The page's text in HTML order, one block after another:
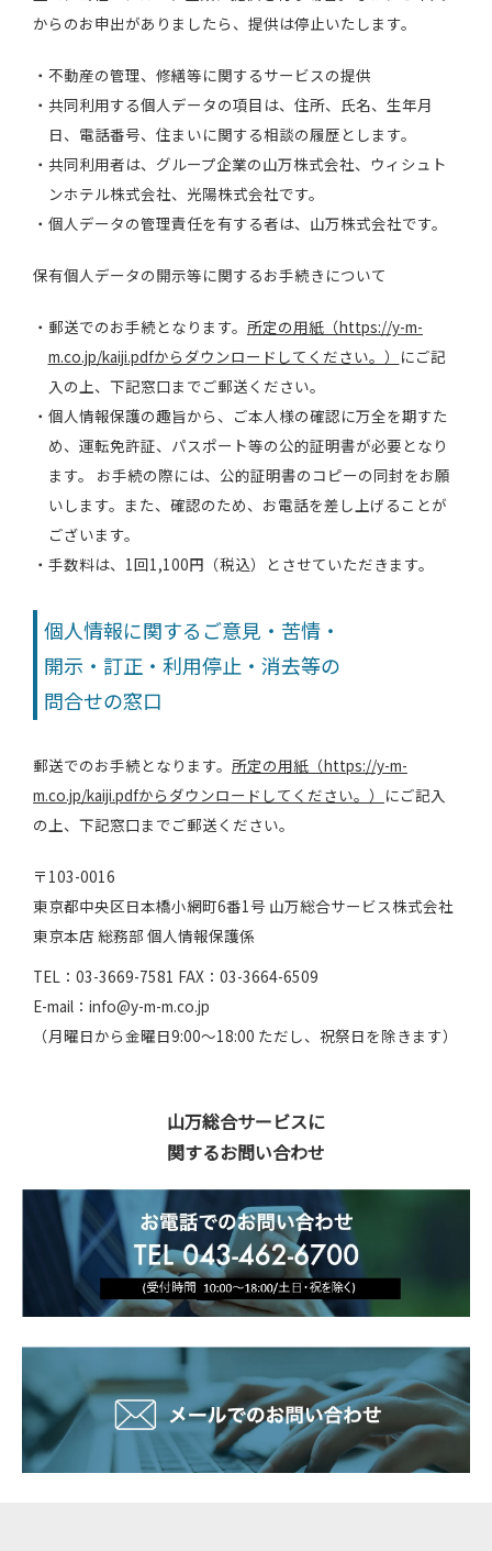
からのお申出がありましたら、提供は停止いたします。
不動産の管理、修繕等に関するサービスの提供
共同利用する個人データの項目は、住所、氏名、生年月
日、電話番号、住まいに関する相談の履歴とします。
共同利用者は、グループ企業の山万株式会社、ウィシュト
ンホテル株式会社、光陽株式会社です。
個人データの管理責任を有する者は、山万株式会社です。
保有個人データの開示等に関するお手続きについて
郵送でのお手続となります。 所定の用紙（https://y-m-
m.co.jp/kaiji.pdfからダウンロードしてください。） にご記
入の上、下記窓口までご郵送ください。
個人情報保護の趣旨から、ご本人様の確認に万全を期すた
め、運転免許証、パスポート等の公的証明書が必要となり
ます。 お手続の際には、公的証明書のコピーの同封をお願
いします。また、確認のため、お電話を差し上げることが
ございます。
手数料は、1回1,100円（税込）とさせていただきます。
個人情報に関するご意見・苦情・
開示・訂正・利用停止・消去等の
問合せの窓口
郵送でのお手続となります。 所定の用紙（https://y-m-
m.co.jp/kaiji.pdfからダウンロードしてください。） にご記入
の上、下記窓口までご郵送ください。
〒103-0016
東京都中央区日本橋小網町6番1号 山万総合サービス株式会社
東京本店 総務部 個人情報保護係
TEL：03-3669-7581 FAX：03-3664-6509
E-mail：info@y-m-m.co.jp
（月曜日から金曜日9:00～18:00 ただし、祝祭日を除きます）
山万総合サービスに
関するお問い合わせ